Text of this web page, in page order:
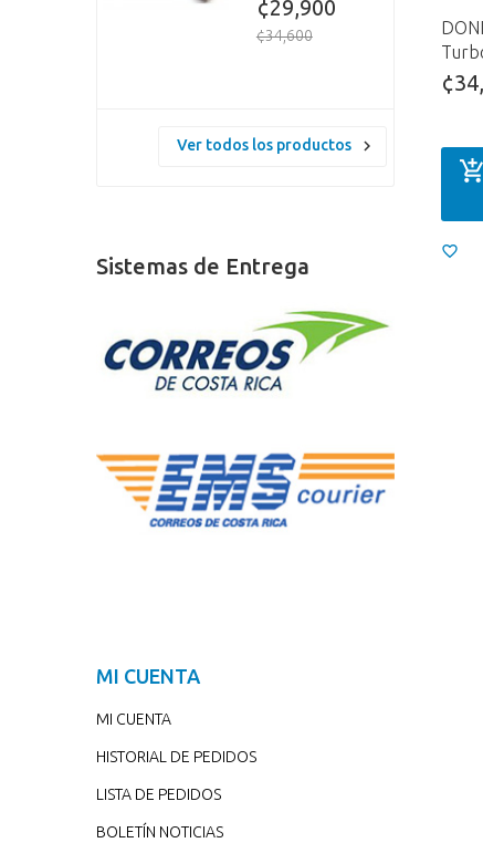
¢29,900
¢34,600
Ver todos los productos
Sistemas de Entrega
MI CUENTA
MI CUENTA
HISTORIAL DE PEDIDOS
LISTA DE PEDIDOS
BOLETÍN NOTICIAS